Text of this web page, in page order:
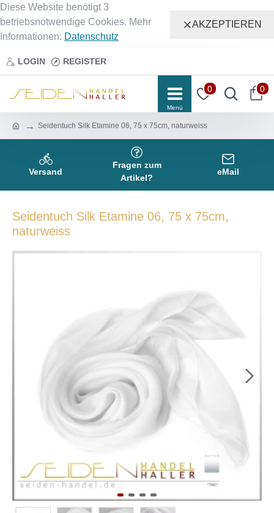
Diese Website benötigt 3
betriebsnotwendige Cookies. Mehr
Informationen: Datenschutz
AKZEPTIEREN
LOGIN REGISTER
0 0
Seidentuch Silk Etamine 06, 75 x 75cm, naturweiss
Versand
Fragen zum
Artikel?
eMail
Seidentuch Silk Etamine 06, 75 x 75cm,
naturweiss